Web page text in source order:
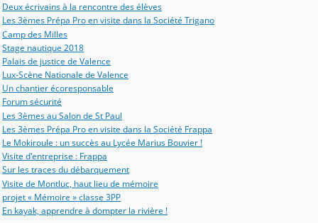
Deux écrivains à la rencontre des élèves
Les 3èmes Prépa Pro en visite dans la Société Trigano
Camp des Milles
Stage nautique 2018
Palais de justice de Valence
Lux-Scène Nationale de Valence
Un chantier écoresponsable
Forum sécurité
Les 3èmes au Salon de St Paul
Les 3èmes Prépa Pro en visite dans la Société Frappa
Le Mokiroule : un succès au Lycée Marius Bouvier !
Visite d'entreprise : Frappa
Sur les traces du débarquement
Visite de Montluc, haut lieu de mémoire
projet « Mémoire » classe 3PP
En kayak, apprendre à dompter la rivière !